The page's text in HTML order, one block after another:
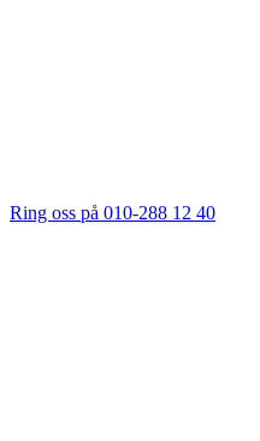
Ring oss på 010-288 12 40